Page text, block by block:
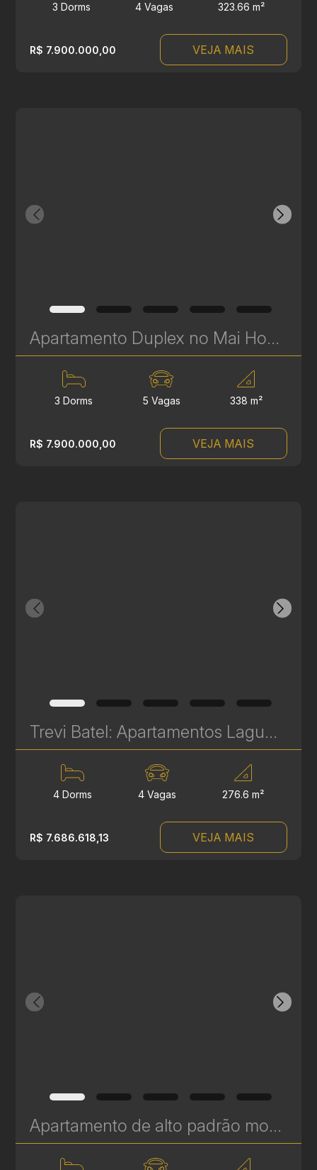
3 Dorms 4 Vagas 323.66 m²
R$ 7.900.000,00 VEJA MAIS
Apartamento Duplex no Mai Home à Venda no Ecoville – 338 m² - 3 Suítes - Vista para o Parque Barigui | Ref. 1731
3 Dorms 5 Vagas 338 m²
R$ 7.900.000,00 VEJA MAIS
Trevi Batel: Apartamentos Laguna de Alto Padrão à venda no Batel - 4 Suítes - 276 m² | Ref. 1710
4 Dorms 4 Vagas 276.6 m²
R$ 7.686.618,13 VEJA MAIS
Apartamento de alto padrão mobiliado e decorado com 3 quartos (suítes) e vista para o Parque Barigui – Ecoville, Curitiba - 245 m² | Ref 425